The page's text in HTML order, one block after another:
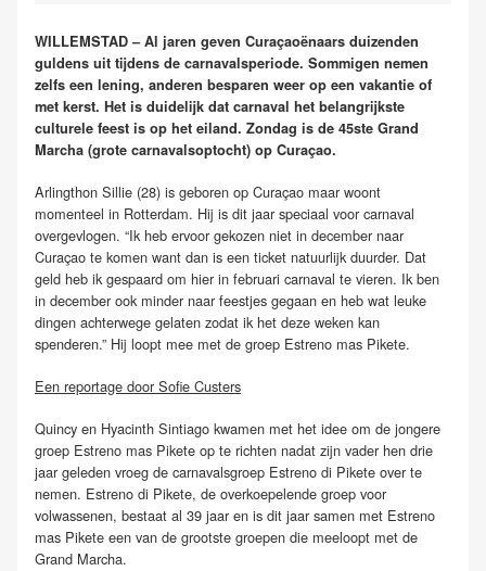
WILLEMSTAD – Al jaren geven Curaçaoënaars duizenden
guldens uit tijdens de carnavalsperiode. Sommigen nemen
zelfs een lening, anderen besparen weer op een vakantie of
met kerst. Het is duidelijk dat carnaval het belangrijkste
culturele feest is op het eiland. Zondag is de 45ste Grand
Marcha (grote carnavalsoptocht) op Curaçao.
Arlingthon Sillie (28) is geboren op Curaçao maar woont
momenteel in Rotterdam. Hij is dit jaar speciaal voor carnaval
overgevlogen. “Ik heb ervoor gekozen niet in december naar
Curaçao te komen want dan is een ticket natuurlijk duurder. Dat
geld heb ik gespaard om hier in februari carnaval te vieren. Ik ben
in december ook minder naar feestjes gegaan en heb wat leuke
dingen achterwege gelaten zodat ik het deze weken kan
spenderen.” Hij loopt mee met de groep Estreno mas Pikete.
Een reportage door Sofie Custers
Quincy en Hyacinth Sintiago kwamen met het idee om de jongere
groep Estreno mas Pikete op te richten nadat zijn vader hen drie
jaar geleden vroeg de carnavalsgroep Estreno di Pikete over te
nemen. Estreno di Pikete, de overkoepelende groep voor
volwassenen, bestaat al 39 jaar en is dit jaar samen met Estreno
mas Pikete een van de grootste groepen die meeloopt met de
Grand Marcha.